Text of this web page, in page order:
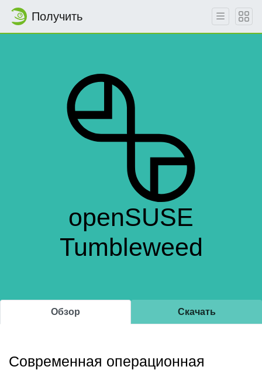
Получить
openSUSE
Tumbleweed
Обзор Скачать
Современная операционная